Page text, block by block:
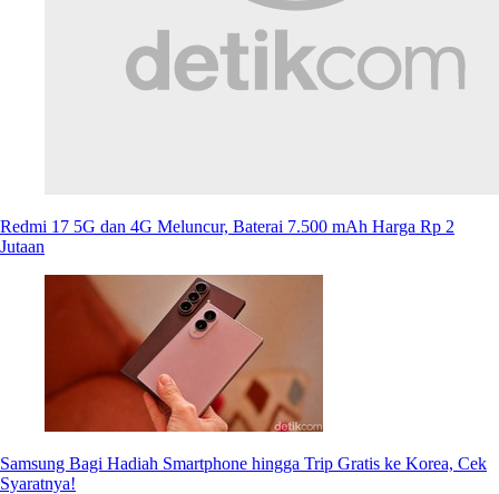
Redmi 17 5G dan 4G Meluncur, Baterai 7.500 mAh Harga Rp 2
Jutaan
Samsung Bagi Hadiah Smartphone hingga Trip Gratis ke Korea, Cek
Syaratnya!